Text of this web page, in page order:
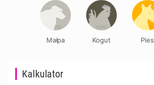
Kalkulator
Małpa Kogut Pies